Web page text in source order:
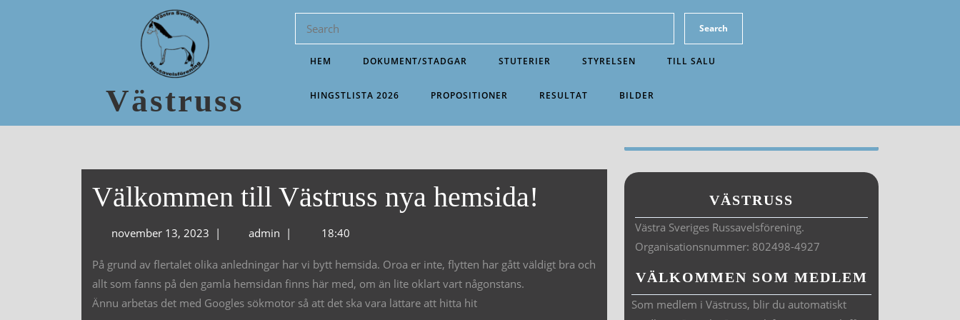
Västruss
HEM DOKUMENT/STADGAR STUTERIER STYRELSEN TILL SALU
HINGSTLISTA 2026 PROPOSITIONER RESULTAT BILDER
Välkommen till Västruss nya hemsida!
november 13, 2023 | admin | 18:40
På grund av flertalet olika anledningar har vi bytt hemsida. Oroa er inte, flytten har gått väldigt bra och
allt som fanns på den gamla hemsidan finns här med, om än lite oklart vart någonstans.
Ännu arbetas det med Googles sökmotor så att det ska vara lättare att hitta hit
VÄSTRUSS
Västra Sveriges Russavelsförening.
Organisationsnummer: 802498-4927
VÄLKOMMEN SOM MEDLEM
Som medlem i Västruss, blir du automatiskt